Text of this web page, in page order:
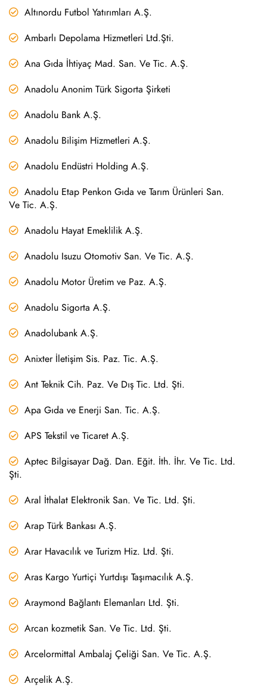
Altınordu Futbol Yatırımları A.Ş.
Ambarlı Depolama Hizmetleri Ltd.Şti.
Ana Gıda İhtiyaç Mad. San. Ve Tic. A.Ş.
Anadolu Anonim Türk Sigorta Şirketi
Anadolu Bank A.Ş.
Anadolu Bilişim Hizmetleri A.Ş.
Anadolu Endüstri Holding A.Ş.
Anadolu Etap Penkon Gıda ve Tarım Ürünleri San.
Ve Tic. A.Ş.
Anadolu Hayat Emeklilik A.Ş.
Anadolu Isuzu Otomotiv San. Ve Tic. A.Ş.
Anadolu Motor Üretim ve Paz. A.Ş.
Anadolu Sigorta A.Ş.
Anadolubank A.Ş.
Anixter İletişim Sis. Paz. Tic. A.Ş.
Ant Teknik Cih. Paz. Ve Dış Tic. Ltd. Şti.
Apa Gıda ve Enerji San. Tic. A.Ş.
APS Tekstil ve Ticaret A.Ş.
Aptec Bilgisayar Dağ. Dan. Eğit. İth. İhr. Ve Tic. Ltd.
Şti.
Aral İthalat Elektronik San. Ve Tic. Ltd. Şti.
Arap Türk Bankası A.Ş.
Arar Havacılık ve Turizm Hiz. Ltd. Şti.
Aras Kargo Yurtiçi Yurtdışı Taşımacılık A.Ş.
Araymond Bağlantı Elemanları Ltd. Şti.
Arcan kozmetik San. Ve Tic. Ltd. Şti.
Arcelormittal Ambalaj Çeliği San. Ve Tic. A.Ş.
Arçelik A.Ş.